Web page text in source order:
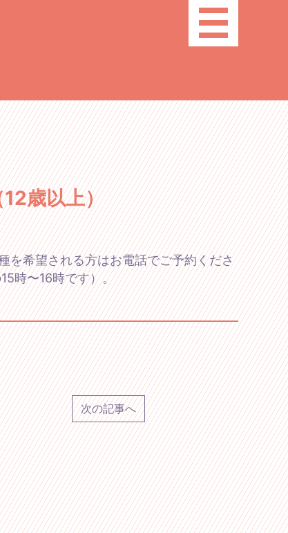
toggle
navigation
歳以上）
を希望される方はお電話でご予約くださ
時〜16時です）。
次の記事へ